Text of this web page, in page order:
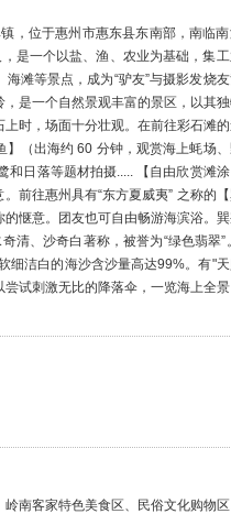
，位于惠州市惠东县东南部，南临
是一个以盐、渔、农业为基础，集
滩等景点，成为“驴友”与摄影发烧
是一个自然景观丰富的景区，以其
时，场面十分壮观。在前往彩石滩的
（出海约 60 分钟，观赏海上蚝场
日落等题材拍摄..... 【自由欣赏滩涂
前往惠州具有“东方夏威夷” 之称的
惬意。团友也可自由畅游海滨浴。
清、沙奇白著称，被誉为“绿色翡翠”
细洁白的海沙含沙量高达99%。有"
试刺激无比的降落伞，一览海上全
南客家特色美食区、民俗文化购物